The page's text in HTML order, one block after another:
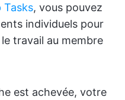
Tasks, vous pouvez
individuels pour
travail au membre
est achevée, votre